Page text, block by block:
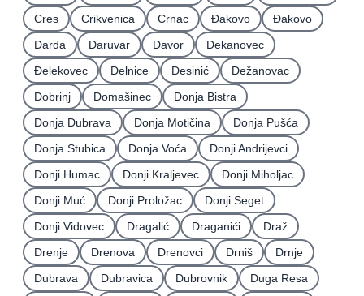
Cres
Crikvenica Crnac Đakovo
Ðakovo
Darda
Daruvar Davor
Dekanovec
Ðelekovec
Delnice Desinić
Dežanovac
Dobrinj
Domašinec
Donja Bistra
Donja Dubrava
Donja Motičina
Donja Pušća
Donja Stubica
Donja Voća
Donji Andrijevci
Donji Humac
Donji Kraljevec
Donji Miholjac
Donji Muć
Donji Proložac
Donji Seget
Donji Vidovec
Dragalić Draganići
Draž
Drenje
Drenova Drenovci Drniš
Drnje
Dubrava
Dubravica Dubrovnik
Duga Resa